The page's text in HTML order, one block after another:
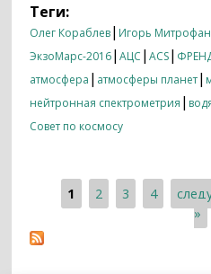
Теги:
Олег Кораблев| Игорь
ЭкзоМарс-2016|АЦС |ACS|
атмосфера | атмосферы планет|
нейтронная спектрометрия |
Совет по космосу
Страницы
1 2 3 4
»